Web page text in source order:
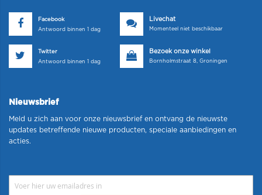
Facebook
Antwoord binnen 1 dag
Livechat
Momenteel niet beschikbaar
Twitter
Antwoord binnen 1 dag
Bezoek onze winkel
Bornholmstraat 8, Groningen
Nieuwsbrief
Meld u zich aan voor onze nieuwsbrief en ontvang de nieuwste
updates betreffende nieuwe producten, speciale aanbiedingen en
acties.